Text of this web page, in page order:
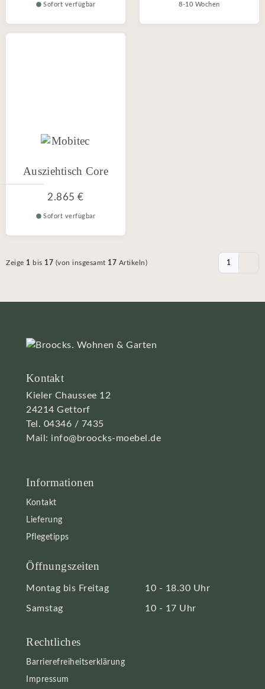
Sofort verfügbar 8-10 Wochen
Ausziehtisch Core
2.865 €
Sofort verfügbar
Zeige 1 bis 17 (von insgesamt 17 Artikeln) 1
Kontakt
Kieler Chaussee 12
24214 Gettorf
Tel. 04346 / 7435
Mail: info@broocks-moebel.de
Informationen
Kontakt
Lieferung
Pflegetipps
Öffnungszeiten
Montag bis Freitag 10 - 18.30 Uhr
Samstag 10 - 17 Uhr
Rechtliches
Barrierefreiheitserklärung
Impressum